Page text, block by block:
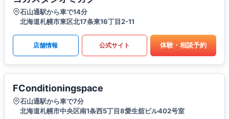
石山通駅から車で14分
北海道札幌市東区北17条東16丁目2-11
店舗情報 公式サイト 体験・相談予約
FConditioningspace
石山通駅から車で7分
北海道札幌市中央区南1条西5丁目8愛生舘ビル402号室